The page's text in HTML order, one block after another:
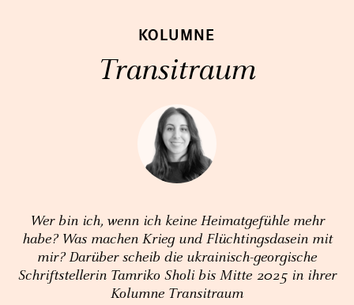
KOLUMNE
Transitraum
Wer bin ich, wenn ich keine Heimatgefühle mehr
habe? Was machen Krieg und Flüchtingsdasein mit
mir? Darüber scheib die ukrainisch-georgische
Schriftstellerin Tamriko Sholi bis Mitte 2025 in ihrer
Kolumne Transitraum